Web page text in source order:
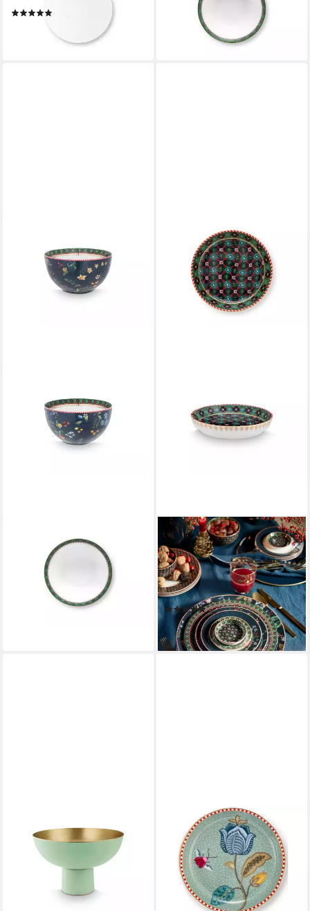
lieferbar - in 2-3 Werktagen bei dir
lieferbar - in 2-3 Werktagen bei dir
Schale Berry Blues Bowl blau
15cm, Porzellan, (Bowls)
17,95 €
lieferbar - in 2-3 Werktagen bei dir
PIP STUDIO
Schale Berry Blues
Teebeutelablage clover green
9cm, Porzellan,
(Teebeutelablagen)
(1)
9,50 €
lieferbar - in 2-3 Werktagen bei dir